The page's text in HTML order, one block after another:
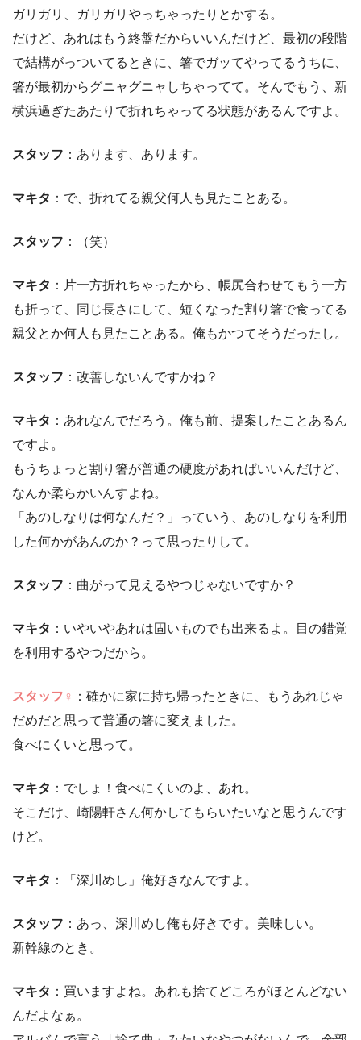
ガリガリ、ガリガリやっちゃったりとかする。
だけど、あれはもう終盤だからいいんだけど、最初の段階
で結構がっついてるときに、箸でガッてやってるうちに、
箸が最初からグニャグニャしちゃってて。そんでもう、新
横浜過ぎたあたりで折れちゃってる状態があるんですよ。
スタッフ ：あります、あります。
マキタ ：で、折れてる親父何人も見たことある。
スタッフ ：（笑）
マキタ ：片一方折れちゃったから、帳尻合わせてもう一方
も折って、同じ長さにして、短くなった割り箸で食ってる
親父とか何人も見たことある。俺もかつてそうだったし。
スタッフ ：改善しないんですかね？
マキタ ：あれなんでだろう。俺も前、提案したことあるん
ですよ。
もうちょっと割り箸が普通の硬度があればいいんだけど、
なんか柔らかいんすよね。
「あのしなりは何なんだ？」っていう、あのしなりを利用
した何かがあんのか？って思ったりして。
スタッフ ：曲がって見えるやつじゃないですか？
マキタ ：いやいやあれは固いものでも出来るよ。目の錯覚
を利用するやつだから。
スタッフ♀ ：確かに家に持ち帰ったときに、もうあれじゃ
だめだと思って普通の箸に変えました。
食べにくいと思って。
マキタ ：でしょ！食べにくいのよ、あれ。
そこだけ、崎陽軒さん何かしてもらいたいなと思うんです
けど。
マキタ ：「深川めし」俺好きなんですよ。
スタッフ ：あっ、深川めし俺も好きです。美味しい。
新幹線のとき。
マキタ ：買いますよね。あれも捨てどころがほとんどない
んだよなぁ。